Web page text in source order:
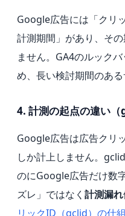
Google広告には「クリ
計測期間」があり、そ
ません。GA4のルック
め、長い検討期間のある
4. 計測の起点の違い（
Google広告は広告クリ
しか計上しません。
のにGoogle広告だけ数
ズレ」ではなく 計測漏れ
リックID（gclid）の仕